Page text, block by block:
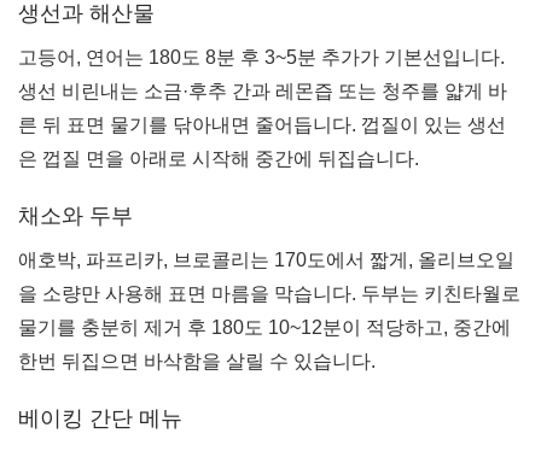
생선과 해산물
고등어, 연어는 180도 8분 후 3~5분 추가가 기본선입니다.
생선 비린내는 소금·후추 간과 레몬즙 또는 청주를 얇게 바
른 뒤 표면 물기를 닦아내면 줄어듭니다. 껍질이 있는 생선
은 껍질 면을 아래로 시작해 중간에 뒤집습니다.
채소와 두부
애호박, 파프리카, 브로콜리는 170도에서 짧게, 올리브오일
을 소량만 사용해 표면 마름을 막습니다. 두부는 키친타월로
물기를 충분히 제거 후 180도 10~12분이 적당하고, 중간에
한번 뒤집으면 바삭함을 살릴 수 있습니다.
베이킹 간단 메뉴